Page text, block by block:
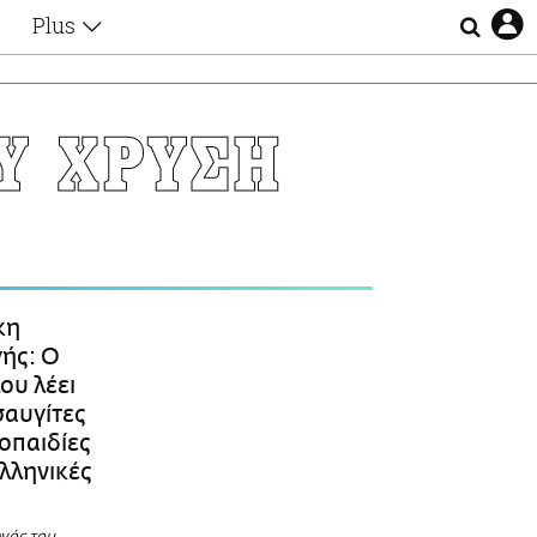
Plus
Αφιερώματα
Ζώδια
Απώλειες
Επιλογές
ΧΡΥΣΗ
O
λέει